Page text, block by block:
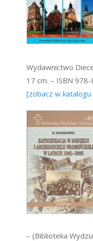
Wydawnictwo
17 cm. – ISBN
[zobacz w katalogu
– (Biblioteka